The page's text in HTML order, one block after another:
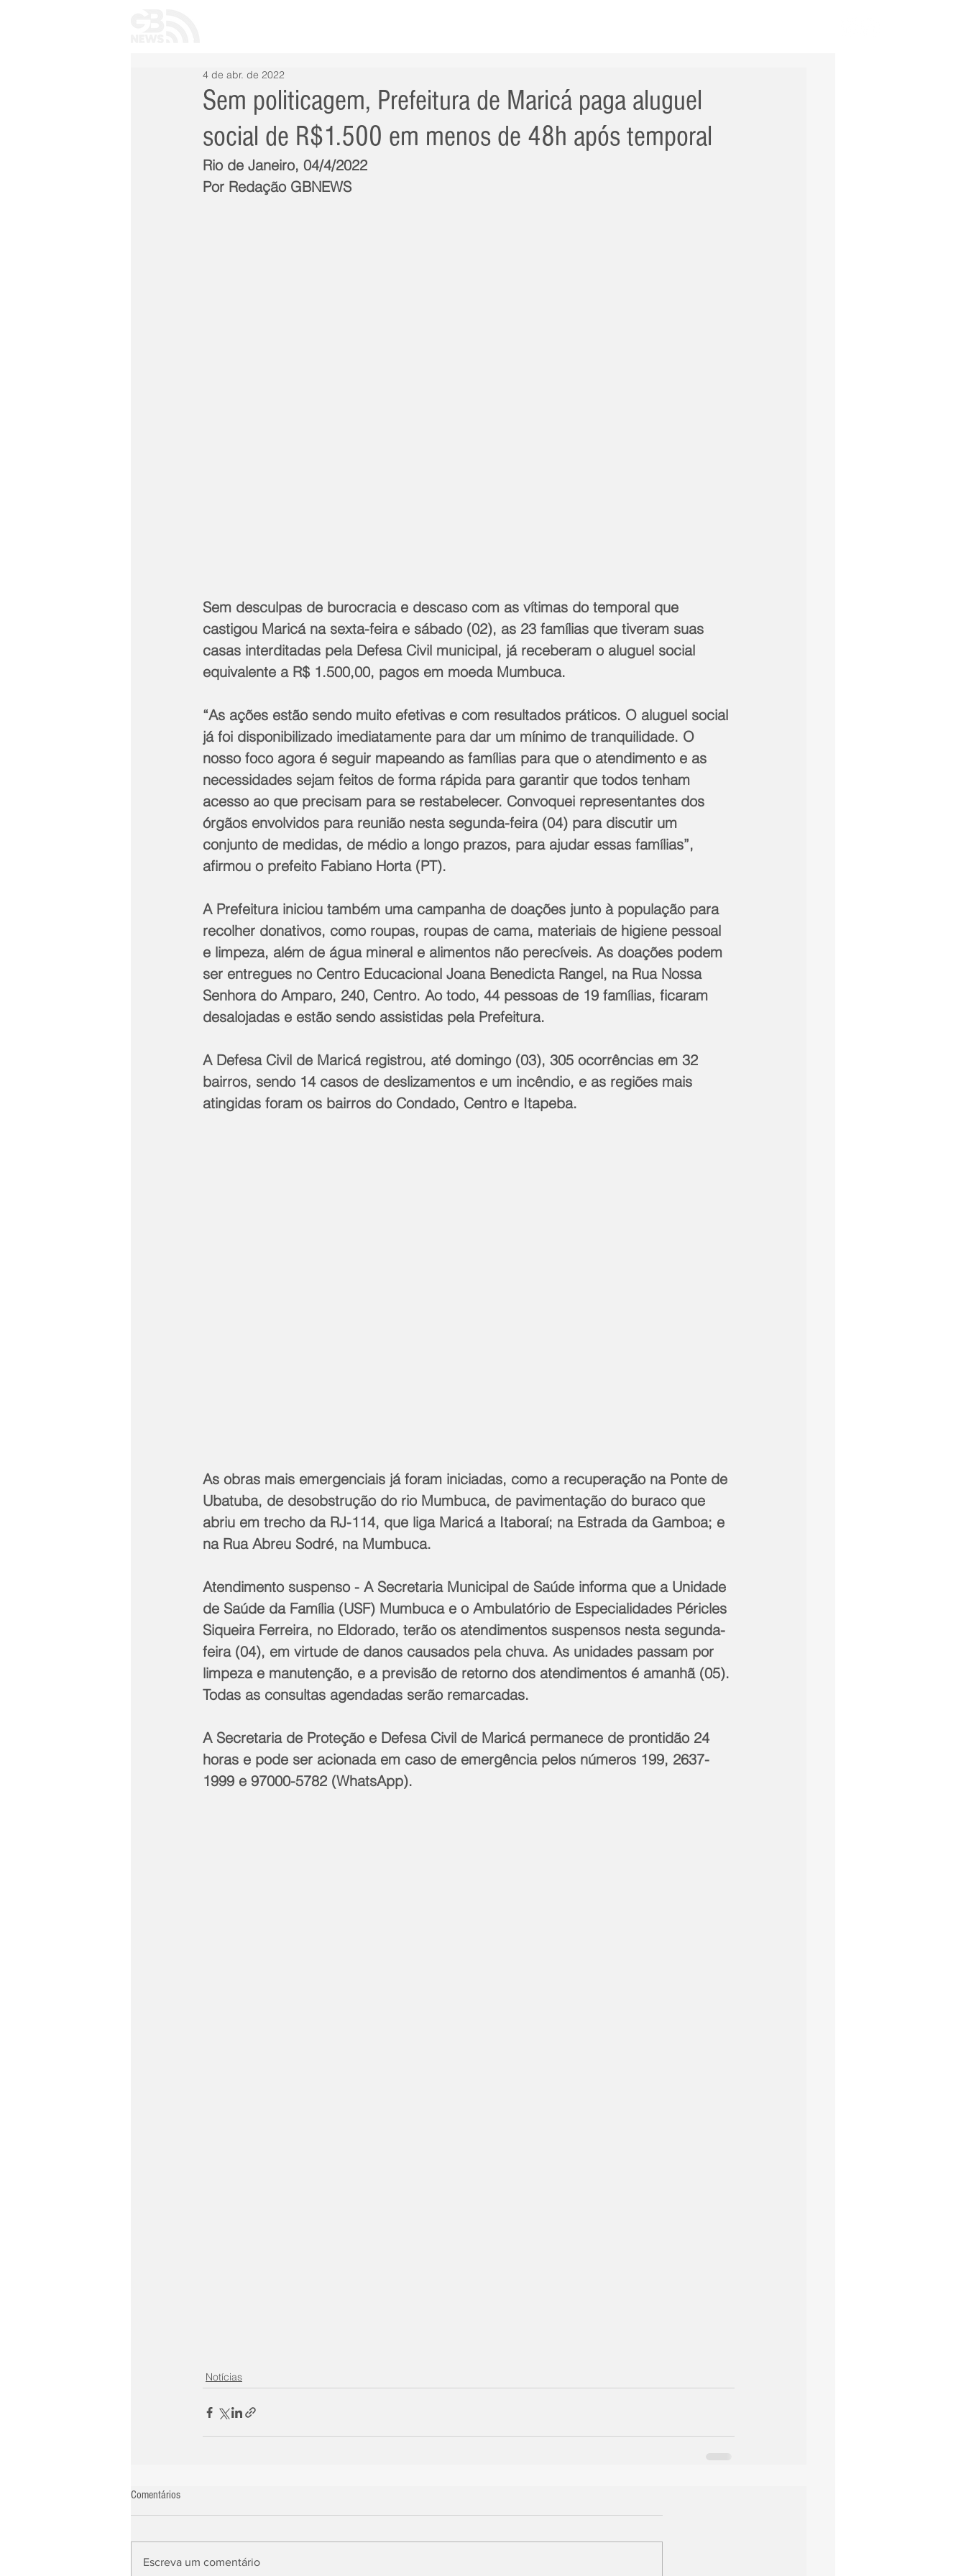
Sem politicagem, Prefeitura de Maricá paga aluguel
social de R$1.500 em menos de 48h após temporal
4 de abr. de 2022
Rio de Janeiro, 04/4/2022
Por Redação GBNEWS
Sem desculpas de burocracia e descaso com as vítimas do temporal que
castigou Maricá na sexta-feira e sábado (02), as 23 famílias que tiveram suas
casas interditadas pela Defesa Civil municipal, já receberam o aluguel social
equivalente a R$ 1.500,00, pagos em moeda Mumbuca.
“As ações estão sendo muito efetivas e com resultados práticos. O aluguel social
já foi disponibilizado imediatamente para dar um mínimo de tranquilidade. O
nosso foco agora é seguir mapeando as famílias para que o atendimento e as
necessidades sejam feitos de forma rápida para garantir que todos tenham
acesso ao que precisam para se restabelecer. Convoquei representantes dos
órgãos envolvidos para reunião nesta segunda-feira (04) para discutir um
conjunto de medidas, de médio a longo prazos, para ajudar essas famílias”,
afirmou o prefeito Fabiano Horta (PT).
A Prefeitura iniciou também uma campanha de doações junto à população para
recolher donativos, como roupas, roupas de cama, materiais de higiene pessoal
e limpeza, além de água mineral e alimentos não perecíveis. As doações podem
ser entregues no Centro Educacional Joana Benedicta Rangel, na Rua Nossa
Senhora do Amparo, 240, Centro. Ao todo, 44 pessoas de 19 famílias, ficaram
desalojadas e estão sendo assistidas pela Prefeitura.
A Defesa Civil de Maricá registrou, até domingo (03), 305 ocorrências em 32
bairros, sendo 14 casos de deslizamentos e um incêndio, e as regiões mais
atingidas foram os bairros do Condado, Centro e Itapeba.
As obras mais emergenciais já foram iniciadas, como a recuperação na Ponte de
Ubatuba, de desobstrução do rio Mumbuca, de pavimentação do buraco que
abriu em trecho da RJ-114, que liga Maricá a Itaboraí; na Estrada da Gamboa; e
na Rua Abreu Sodré, na Mumbuca.
Atendimento suspenso - A Secretaria Municipal de Saúde informa que a Unidade
de Saúde da Família (USF) Mumbuca e o Ambulatório de Especialidades Péricles
Siqueira Ferreira, no Eldorado, terão os atendimentos suspensos nesta segunda-
feira (04), em virtude de danos causados pela chuva. As unidades passam por
limpeza e manutenção, e a previsão de retorno dos atendimentos é amanhã (05).
Todas as consultas agendadas serão remarcadas.
A Secretaria de Proteção e Defesa Civil de Maricá permanece de prontidão 24
horas e pode ser acionada em caso de emergência pelos números 199, 2637-
1999 e 97000-5782 (WhatsApp).
Notícias
Comentários
Escreva um comentário